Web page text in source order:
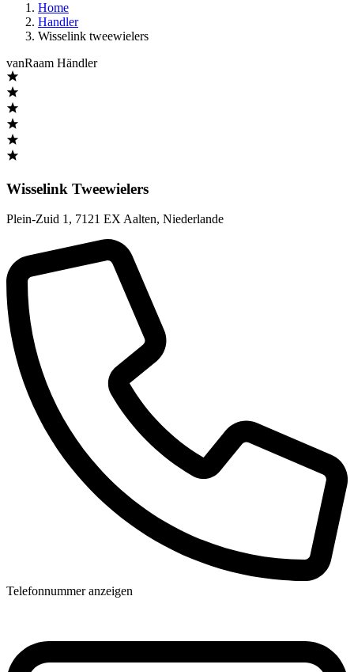
Home
Handler
Wisselink tweewielers
vanRaam Händler
Wisselink Tweewielers
Plein-Zuid 1, 7121 EX Aalten, Niederlande
Telefonnummer anzeigen